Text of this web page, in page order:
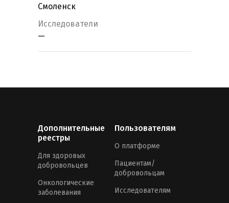
Смоленск
Исследователи
—
Дополнительные
реестры
Для здоровых
добровольцев
Онкологические
заболевания
Пользователям
О платформе
Пациентам/
добровольцам
Исследователям